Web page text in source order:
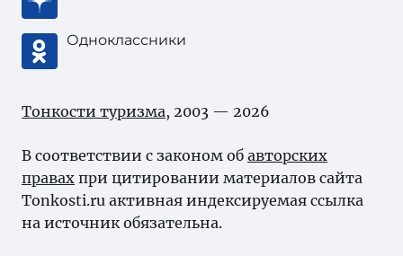
Одноклассники
Тонкости туризма, 2003 — 2026
В соответствии с законом об авторских
правах при цитировании материалов сайта
Tonkosti.ru активная индексируемая ссылка
на источник обязательна.